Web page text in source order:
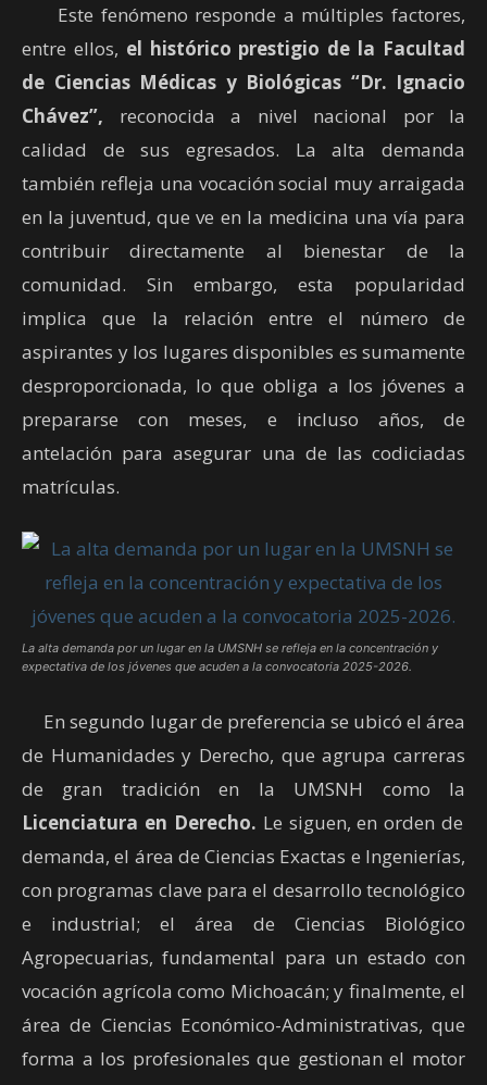
Este fenómeno responde a múltiples factores,
entre ellos, el histórico prestigio de la Facultad
de Ciencias Médicas y Biológicas “Dr. Ignacio
Chávez”, reconocida a nivel nacional por la
calidad de sus egresados. La alta demanda
también refleja una vocación social muy arraigada
en la juventud, que ve en la medicina una vía para
contribuir directamente al bienestar de la
comunidad. Sin embargo, esta popularidad
implica que la relación entre el número de
aspirantes y los lugares disponibles es sumamente
desproporcionada, lo que obliga a los jóvenes a
prepararse con meses, e incluso años, de
antelación para asegurar una de las codiciadas
matrículas.
La alta demanda por un lugar en la UMSNH se refleja en la concentración y
expectativa de los jóvenes que acuden a la convocatoria 2025-2026.
En segundo lugar de preferencia se ubicó el área
de Humanidades y Derecho, que agrupa carreras
de gran tradición en la UMSNH como la
Licenciatura en Derecho. Le siguen, en orden de
demanda, el área de Ciencias Exactas e Ingenierías,
con programas clave para el desarrollo tecnológico
e industrial; el área de Ciencias Biológico
Agropecuarias, fundamental para un estado con
vocación agrícola como Michoacán; y finalmente, el
área de Ciencias Económico-Administrativas, que
forma a los profesionales que gestionan el motor